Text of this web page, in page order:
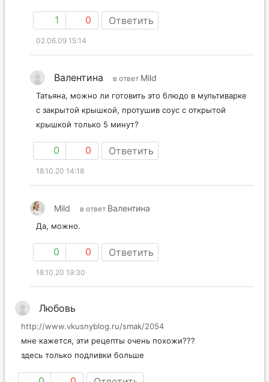
1 0 Ответить
02.06.09 15:14
Валентина в ответ Mild
Татьяна, можно ли готовить это блюдо в мультиварке
с закрытой крышкой, протушив соус с открытой
крышкой только 5 минут?
0 0 Ответить
18.10.20 14:18
Mild в ответ Валентина
Да, можно.
0 0 Ответить
18.10.20 19:30
Любовь
http://www.vkusnyblog.ru/smak/2054
мне кажется, эти рецепты очень похожи???
здесь только подливки больше